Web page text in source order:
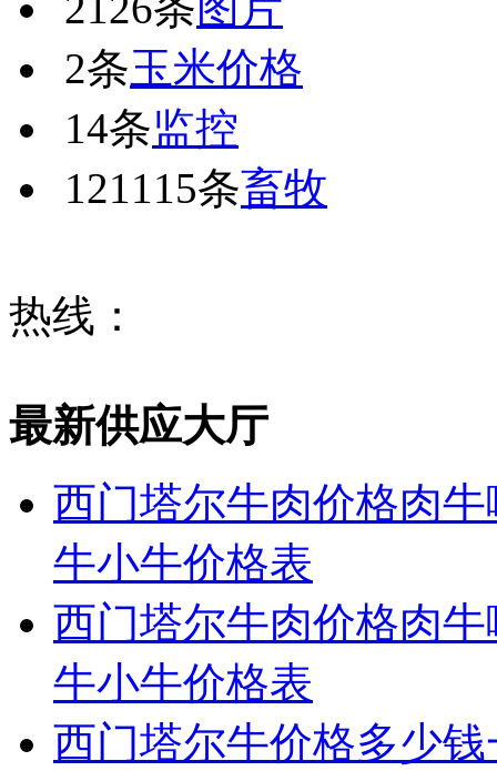
2条玉米价格
14条监控
121115条畜牧
热线：
最新供应大厅
西门塔尔牛肉价格肉
牛小牛价格表
西门塔尔牛肉价格肉
牛小牛价格表
西门塔尔牛价格多少